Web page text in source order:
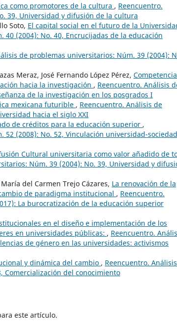
como promotores de la cultura , Reencuentro.
39, Universidad y difusión de la cultura
Soto, El capital social en el futuro de la
(2004): No. 40, Encrucijadas de la educación
de problemas universitarios: Núm. 39 (2004):
Meraz, José Fernando López Pérez,
hacia la investigación , Reencuentro. Análisis
de la investigación en los posgrados I
mexicana futurible , Reencuentro. Análisis de
hacia el siglo XXI
de créditos para la educación superior ,
(2008): No. 52, Vinculación universidad-
Cultural universitaria como valor añadido de
Núm. 39 (2004): No. 39, Universidad y
del Carmen Trejo Cázares, La renovación de la
de paradigma institucional , Reencuentro.
La burocratización de la educación superior
en el diseño e implementación de los
en universidades públicas: , Reencuentro.
de género en las universidades: activismos
y dinámica del cambio , Reencuentro.
Comercialización del conocimiento
este artículo.